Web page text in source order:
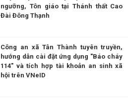
ngưỡng, Tôn giáo tại Thánh thất Cao
Đài Đông Thạnh
Công an xã Tân Thành tuyên truyền,
hướng dẫn cài đặt ứng dụng "Báo cháy
114" và tích hợp tài khoản an sinh xã
hội trên VNeID